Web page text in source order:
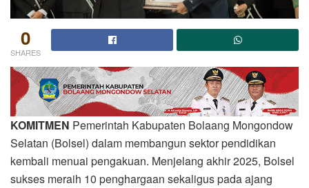
0
SHARES
KOMITMEN Pemerintah Kabupaten Bolaang Mongondow
Selatan (Bolsel) dalam membangun sektor pendidikan
kembali menuai pengakuan. Menjelang akhir 2025, Bolsel
sukses meraih 10 penghargaan sekaligus pada ajang